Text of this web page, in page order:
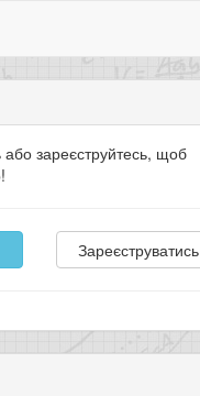
або зареєструйтесь, щоб
Зареєструватись